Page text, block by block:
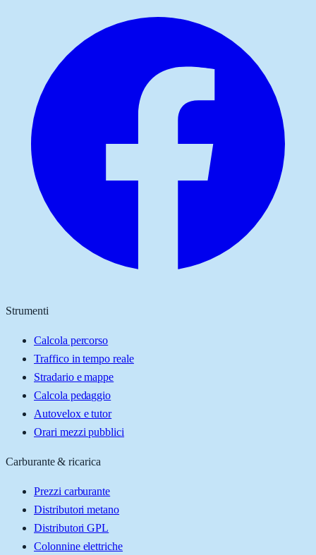
Strumenti
Calcola percorso
Traffico in tempo reale
Stradario e mappe
Calcola pedaggio
Autovelox e tutor
Orari mezzi pubblici
Carburante & ricarica
Prezzi carburante
Distributori metano
Distributori GPL
Colonnine elettriche